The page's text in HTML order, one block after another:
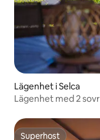
Lägenhet i Selca
Lägenhet med 2
Superhost